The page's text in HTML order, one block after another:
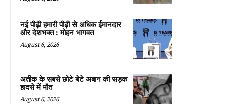
नई पीढ़ी हमारी पीढ़ी से अधिक ईमानदार
और देशभक्त : मोहन भागवत
August 6, 2026
अतीक के सबसे छोटे बेटे अबान की सड़क
हादसे में मौत
August 6, 2026